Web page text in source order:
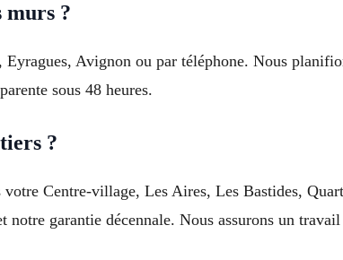
murs ?
Avignon ou par téléphone. Nous
sous 48 heures.
?
Centre-village, Les Aires, Les Bastides,
garantie décennale. Nous assurons un